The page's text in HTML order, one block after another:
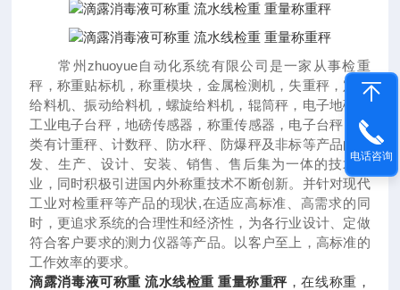
常州zhuoyue自动化系统有限公司是一家从事检重
秤，称重贴标机，称重模块，金属检测机，失重秤，定量
给料机、振动给料机，螺旋给料机，辊筒秤，电子地磅，
工业电子台秤，地磅传感器，称重传感器，电子台秤；种
类有计重秤、计数秤、防水秤、防爆秤及非标等产品的研
发、生产、设计、安装、销售、售后集为一体的技术企
业，同时积极引进国内外称重技术不断创新。并针对现代
工业对检重秤等产品的现状,在适应高标准、高需求的同
时，更追求系统的合理性和经济性，为各行业设计、定做
符合客户要求的测力仪器等产品。以客户至上，高标准的
工作效率的要求。
滴露消毒液可称重 流水线检重 重量称重秤，在线称重，
电话咨询